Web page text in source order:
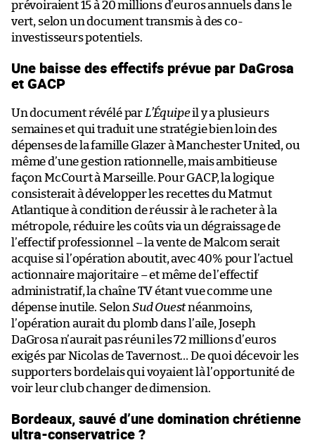
prévoiraient 15 à 20 millions d’euros annuels dans le
vert, selon un document transmis à des co-
investisseurs potentiels.
Une baisse des effectifs prévue par DaGrosa
et GACP
Un document révélé par L’Équipeil y a plusieurs
semaines et qui traduit une stratégie bien loin des
dépenses de la famille Glazer à Manchester United, ou
même d’une gestion rationnelle, mais ambitieuse
façon McCourt à Marseille. Pour GACP, la logique
consisterait à développer les recettes du Matmut
Atlantique à condition de réussir à le racheter à la
métropole, réduire les coûts via un dégraissage de
l’effectif professionnel – la vente de Malcom serait
acquise si l’opération aboutit, avec 40% pour l’actuel
actionnaire majoritaire – et même de l’effectif
administratif, la chaîne TV étant vue comme une
dépense inutile. Selon Sud Ouestnéanmoins,
l’opération aurait du plomb dans l’aile, Joseph
DaGrosa n’aurait pas réuni les 72 millions d’euros
exigés par Nicolas de Tavernost… De quoi décevoir les
supporters bordelais qui voyaient là l’opportunité de
voir leur club changer de dimension.
Bordeaux, sauvé d’une domination chrétienne
ultra-conservatrice ?